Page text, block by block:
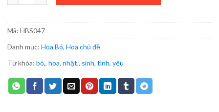
Mã: HBS047
Danh mục: Hoa Bó, Hoa chủ đề
Từ khóa: bó,, hoa, nhật,, sinh, tình, yêu